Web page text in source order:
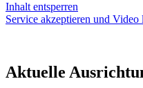
Inhalt entsperren
Service akzeptieren und Video
Aktuelle